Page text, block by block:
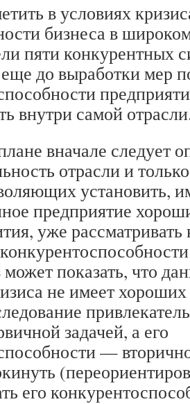
в условиях
бизнеса в
пяти конкурентных
еще до выработки мер
внутри самой
вначале следует
отрасли и
установить,
предприятие
уже
показать, что
не имеет
задачей, а его
—
его